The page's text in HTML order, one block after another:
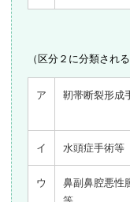
（区分２に分類される
ア 靭帯断
イ 水頭症手術等
ウ
鼻副鼻腔悪性